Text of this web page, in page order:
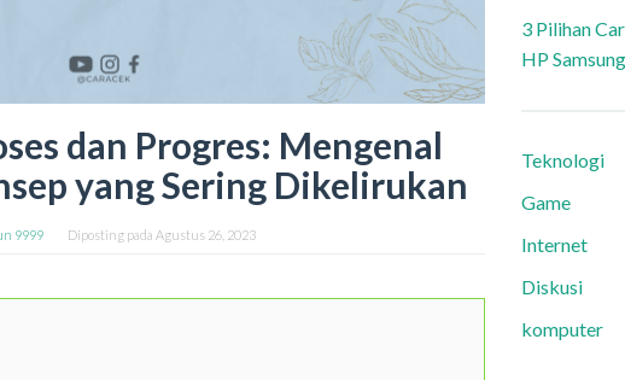
dan Progres: Mengenal
yang Sering Dikelirukan
9999 Diposting pada Agustus 26, 2023
3 Pilihan
HP
Teknologi
Game
Internet
Diskusi
komputer